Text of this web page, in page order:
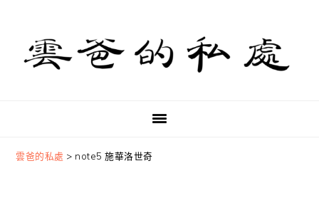
primary
navigation
content
primary
sidebar
雲爸的私處 > note5 施華洛世奇